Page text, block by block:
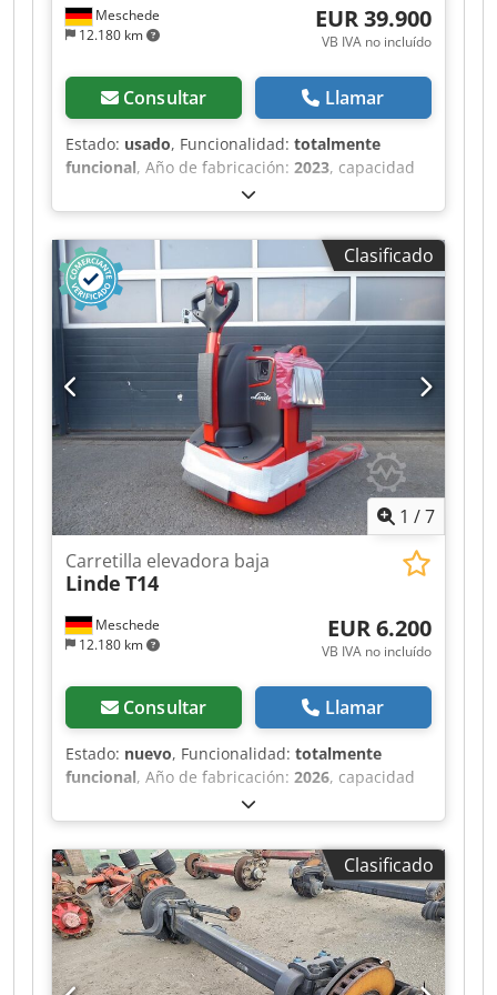
Meschede
12.180 km
EUR 39.900
VB IVA no incluído
Consultar Llamar
Estado: usado, Funcionalidad: totalmente
funcional, Año de fabricación: 2023, capacidad
, peso en vacío:
combustible:eléctrico, longitud total:3.530 mm,
tipo de accionamiento:Elektro, ancho de
construcción:
, altura de trabajo:
14.000 mm, Plataforma elevadora articulada
Estado: lista para su uso y totalmente operativa
Estado técnico: muy bueno Chjdszr Ab Sspfx Ab
Nea Tipo de batería: PzS Año de fabricación de
la batería: 2023
Clasificado
1 /7
Meschede
12.180 km
Carretilla elevadora baja
Linde T14
EUR 6.200
VB IVA no incluído
Consultar Llamar
Estado: nuevo, Funcionalidad: totalmente
funcional, Año de fabricación: 2026, capacidad
, altura de elevación:
tipo de combustible:eléctrico, longitud de la
horquilla:1.150 mm, tipo de accionamiento:
Elektro, Carretilla elevadora de bajo
levantamiento Centro de gravedad de la carga:
600 Estado: Nuevo Estado técnico: Nuevo
Neumáticos delanteros, tipo: macizos Estado de
los neumáticos delanteros: Nuevo Cjdozr Ab
Eopfx Ab Nsha Neumáticos traseros, tipo:
Clasificado